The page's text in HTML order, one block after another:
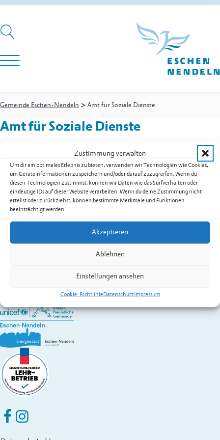
Zustimmung verwalten
Um dir ein optimales Erlebnis zu bieten, verwenden wir Technologien wie Cookies,
um Geräteinformationen zu speichern und/oder darauf zuzugreifen. Wenn du
diesen Technologien zustimmst, können wir Daten wie das Surfverhalten oder
eindeutige IDs auf dieser Website verarbeiten. Wenn du deine Zustimmung nicht
erteilst oder zurückziehst, können bestimmte Merkmale und Funktionen
beeinträchtigt werden.
Akzeptieren
Ablehnen
Einstellungen ansehen
Cookie-RichtlinieDatenschutzImpressum
Gemeinde Eschen-Nendeln > Amt für Soziale Dienste
Amt für Soziale Dienste
Amt für Soziale Dienste
Amt für Soziale Dienste
Festnetz
Fürstentum Liechtenstein
Eschen Nendeln auf Facebook
Eschen Nendeln auf Instagram